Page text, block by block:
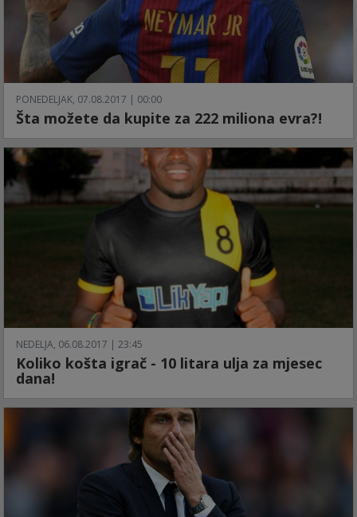
PONEDELJAK, 07.08.2017 | 00:00
Šta možete da kupite za 222 miliona evra?!
NEDELJA, 06.08.2017 | 23:45
Koliko košta igrač - 10 litara ulja za mjesec
dana!